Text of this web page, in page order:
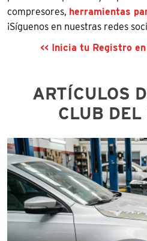
compresores, herramientas
¡Síguenos en nuestras redes
<< Inicia tu Registro
ARTÍCULOS
CLUB DEL